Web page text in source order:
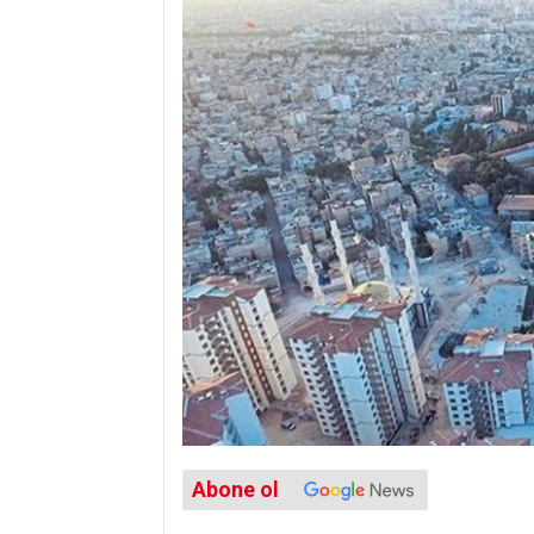
Abone ol